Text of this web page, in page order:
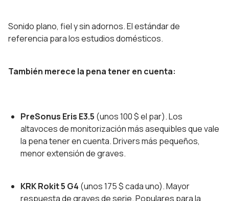
Sonido plano, fiel y sin adornos. El estándar de
referencia para los estudios domésticos.
También merece la pena tener en cuenta:
PreSonus Eris E3.5 (unos 100 $ el par). Los
altavoces de monitorización más asequibles que vale
la pena tener en cuenta. Drivers más pequeños,
menor extensión de graves.
KRK Rokit 5 G4 (unos 175 $ cada uno). Mayor
respuesta de graves de serie. Populares para la